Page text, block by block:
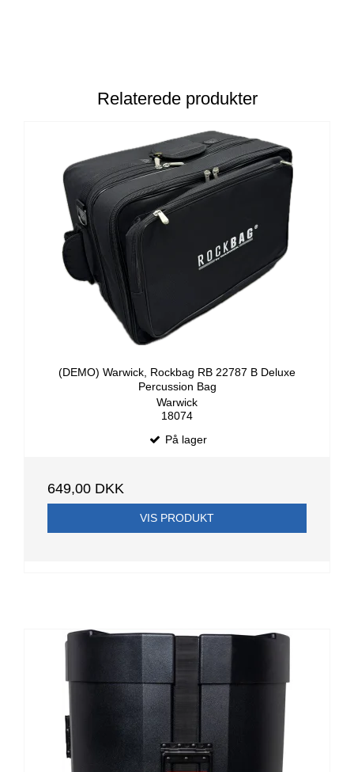
Relaterede produkter
(DEMO) Warwick, Rockbag RB 22787 B Deluxe
Percussion Bag
Warwick
18074
På lager
649,00 DKK
VIS PRODUKT